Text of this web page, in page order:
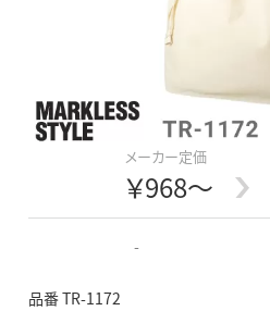
メーカー定価
￥968～
-
品番 TR-1172